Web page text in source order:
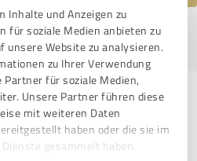
Inhalte und Anzeigen zu
für soziale Medien anbieten zu
unsere Website zu analysieren.
zu Ihrer Verwendung
für soziale Medien,
Unsere Partner führen diese
mit weiteren Daten
haben oder die sie im
gesammelt haben.
Aktualisierung: 13.03.2022|Profil
melden
zu weiteren
dem Bereich